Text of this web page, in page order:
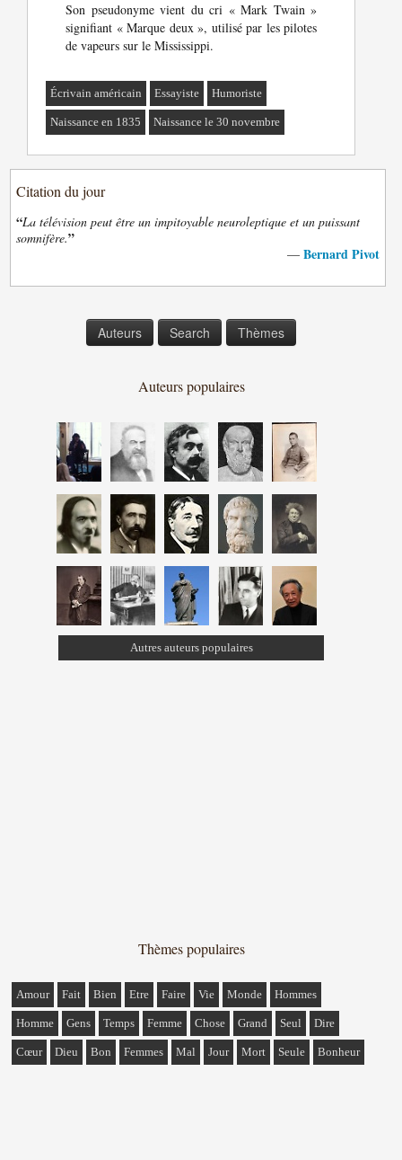
Son pseudonyme vient du cri « Mark Twain »
signifiant « Marque deux », utilisé par les pilotes
de vapeurs sur le Mississippi.
Écrivain américain Essayiste Humoriste
Naissance en 1835 Naissance le 30 novembre
Citation du jour
“La télévision peut être un impitoyable neuroleptique et un puissant
somnifère.”
— Bernard Pivot
Auteurs Search Thèmes
Auteurs populaires
Autres auteurs populaires
Thèmes populaires
Amour Fait Bien Etre Faire Vie Monde Hommes
Homme Gens Temps Femme Chose Grand Seul Dire
Cœur Dieu Bon Femmes Mal Jour Mort Seule Bonheur